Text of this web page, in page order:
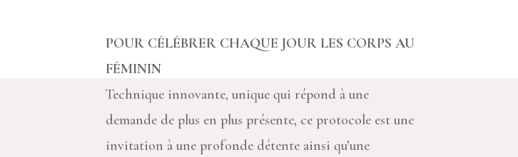
POUR CÉLÉBRER CHAQUE JOUR LES CORPS AU
FÉMININ
Technique innovante, unique qui répond à une
demande de plus en plus présente, ce protocole est une
invitation à une profonde détente ainsi qu’une